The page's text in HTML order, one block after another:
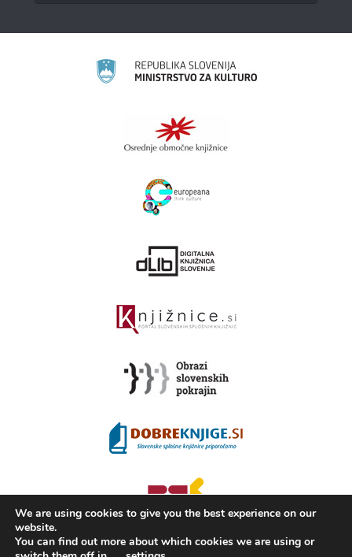
We are using cookies to give you the best experience on our
website.
You can find out more about which cookies we are using or